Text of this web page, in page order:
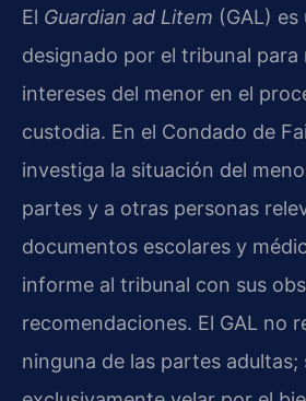
El Guardian ad Litem (GAL)
designado por el tribunal para
intereses del menor en el
custodia. En el Condado de
investiga la situación del
partes y a otras personas
documentos escolares y
informe al tribunal con sus
recomendaciones. El GAL no
ninguna de las partes adultas;